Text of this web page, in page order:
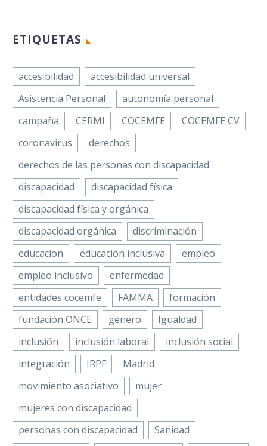
ETIQUETAS
accesibilidad
accesibilidad universal
Asistencia Personal
autonomía personal
campaña
CERMI COCEMFE
COCEMFE CV
coronavirus
derechos
derechos de las personas con discapacidad
discapacidad
discapacidad física
discapacidad física y orgánica
discapacidad orgánica
discriminación
educacion
educacion inclusiva
empleo
empleo inclusivo
enfermedad
entidades cocemfe
FAMMA
formación
fundación ONCE
género
Igualdad
inclusión
inclusión laboral
inclusión social
integración
IRPF
Madrid
movimiento asociativo
mujer
mujeres con discapacidad
personas con discapacidad
Sanidad